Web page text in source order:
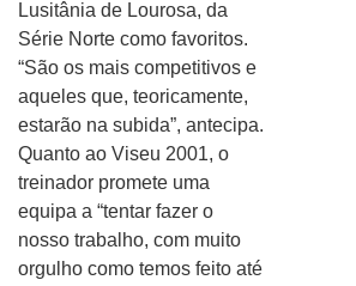
Lusitânia de Lourosa, da
Série Norte como favoritos.
“São os mais competitivos e
aqueles que, teoricamente,
estarão na subida”, antecipa.
Quanto ao Viseu 2001, o
treinador promete uma
equipa a “tentar fazer o
nosso trabalho, com muito
orgulho como temos feito até